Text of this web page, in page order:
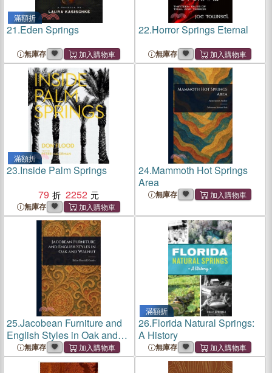
滿額折
21.Eden Springs
無庫存
22.Horror Springs Eternal
無庫存
滿額折
23.Inside Palm Springs
79
2252
無庫存
24.Mammoth Hot Springs
Area
無庫存
25.Jacobean Furniture and
English Styles in Oak and
Walnut
無庫存
滿額折
26.Florida Natural Springs:
A History
無庫存